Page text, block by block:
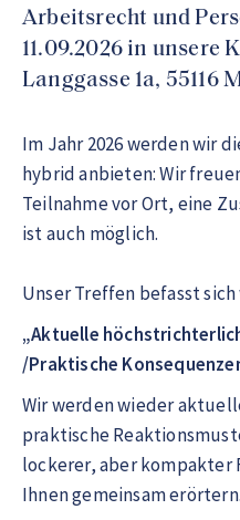
Arbeitsrecht und
11.09.2026 in unsere
Langgasse 1a, 55116
Im Jahr 2026 werden wir
hybrid anbieten: Wir
Teilnahme vor Ort, eine
ist auch möglich.
Unser Treffen befasst
„Aktuelle
/Praktische
Wir werden wieder
praktische
lockerer, aber
Ihnen gemeinsam erörtern.